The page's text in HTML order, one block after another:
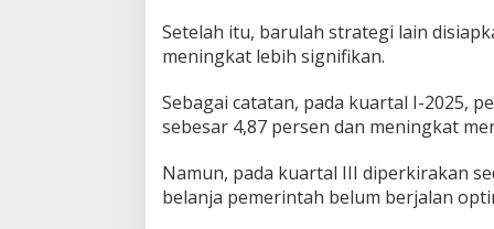
t
u
m
u
h
E
k
Setelah itu, barulah strategi lain
meningkat lebih signifikan.
Sebagai catatan, pada kuartal I-2025,
sebesar 4,87 persen dan meningkat
Namun, pada kuartal III diperkirakan
belanja pemerintah belum berjalan